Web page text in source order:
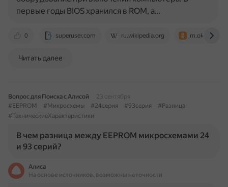
0 superuser.com ru.wikipedia.org m.ok.ru
первые годы BIOS хранился в ROM, а…
Читать далее
Вопрос для Поиска с Алисой
23 сентября
#EEPROM
#Микросхемы #24серия #93серия
#Разница
#ТехническиеХарактеристики
В чем разница между EEPROM микросхемами 24
и 93 серий?
Алиса
На основе источников, возможны неточности